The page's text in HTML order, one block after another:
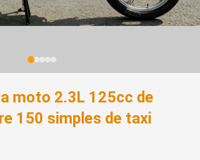
moto 2.3L 125cc de
150 simples de taxi